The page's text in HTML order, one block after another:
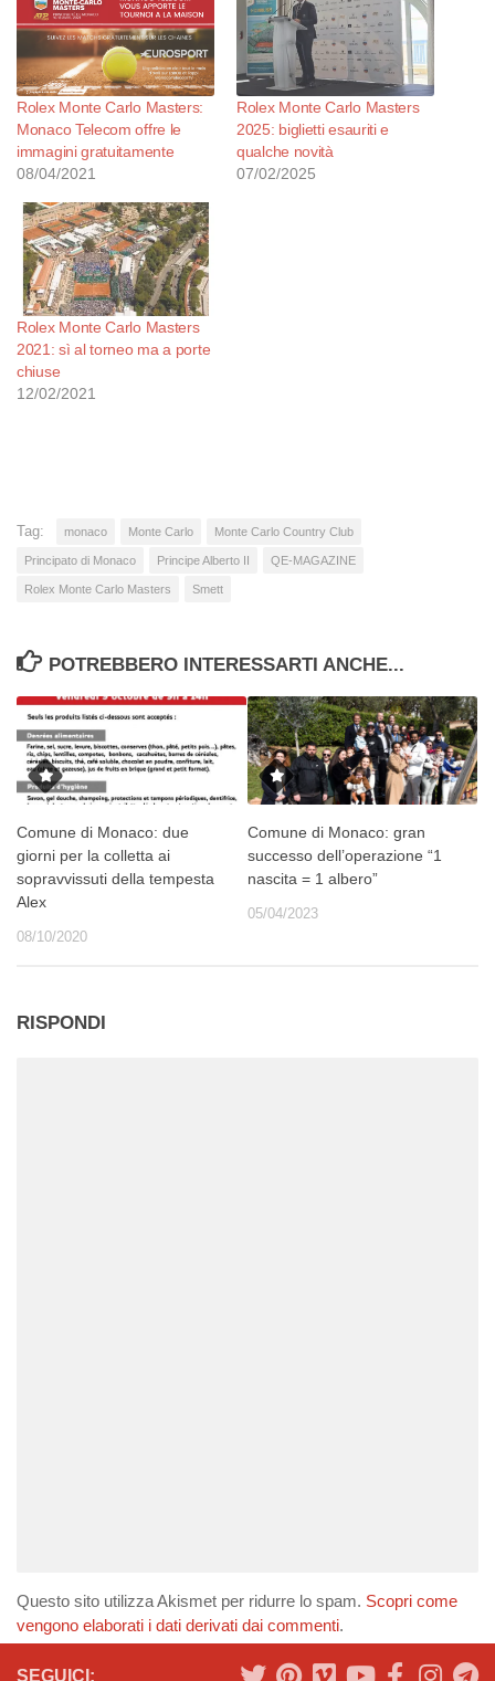
Rolex Monte Carlo Masters:
Monaco Telecom offre le
immagini gratuitamente
08/04/2021
Rolex Monte Carlo Masters
2025: biglietti esauriti e
qualche novità
07/02/2025
Rolex Monte Carlo Masters
2021: sì al torneo ma a porte
chiuse
12/02/2021
Tag: monaco Monte Carlo Monte Carlo Country Club
Principato di Monaco Principe Alberto II QE-MAGAZINE
Rolex Monte Carlo Masters Smett
POTREBBERO INTERESSARTI ANCHE...
Comune di Monaco: due
giorni per la colletta ai
sopravvissuti della tempesta
Alex
08/10/2020
Comune di Monaco: gran
successo dell’operazione “1
nascita = 1 albero”
05/04/2023
RISPONDI
Questo sito utilizza Akismet per ridurre lo spam. Scopri come
vengono elaborati i dati derivati dai commenti.
SEGUICI: